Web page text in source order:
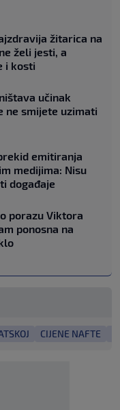
žitarica na
želi jesti, a
i kosti
učinak
ne smijete uzimati
emitiranja
medijima: Nisu
događaje
porazu Viktora
ponosna na
CIJENE NAFTE